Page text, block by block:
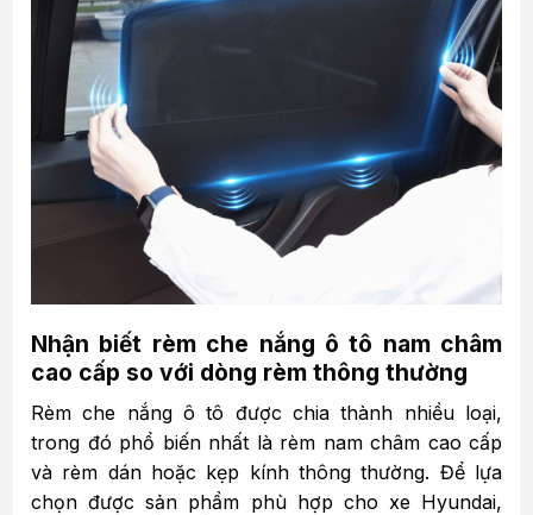
Nhận biết rèm che nắng ô tô nam châm
cao cấp so với dòng rèm thông thường
Rèm che nắng ô tô được chia thành nhiều loại,
trong đó phổ biến nhất là rèm nam châm cao cấp
và rèm dán hoặc kẹp kính thông thường. Để lựa
chọn được sản phẩm phù hợp cho xe Hyundai,